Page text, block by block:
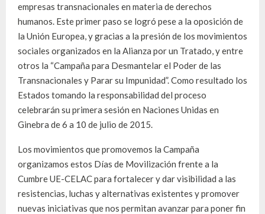
empresas transnacionales en materia de derechos
humanos. Este primer paso se logró pese a la oposición de
la Unión Europea, y gracias a la presión de los movimientos
sociales organizados en la Alianza por un Tratado, y entre
otros la “Campaña para Desmantelar el Poder de las
Transnacionales y Parar su Impunidad”. Como resultado los
Estados tomando la responsabilidad del proceso
celebrarán su primera sesión en Naciones Unidas en
Ginebra de 6 a 10 de julio de 2015.
Los movimientos que promovemos la Campaña
organizamos estos Días de Movilización frente a la
Cumbre UE-CELAC para fortalecer y dar visibilidad a las
resistencias, luchas y alternativas existentes y promover
nuevas iniciativas que nos permitan avanzar para poner fin